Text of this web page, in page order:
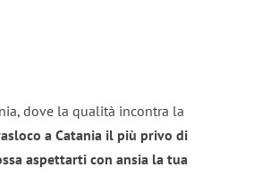
dove la qualità incontra la
a Catania il più privo di
aspettarti con ansia la tua